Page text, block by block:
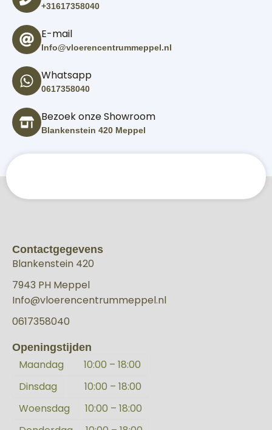
+31617358040
E-mail
Info@vloerencentrummeppel.nl
Whatsapp
0617358040
Bezoek onze Showroom
Blankenstein 420 Meppel
Contactgegevens
Blankenstein 420
7943 PH Meppel
Info@vloerencentrummeppel.nl
0617358040
Openingstijden
Maandag
10:00 – 18:00
Dinsdag
10:00 – 18:00
Woensdag
10:00 – 18:00